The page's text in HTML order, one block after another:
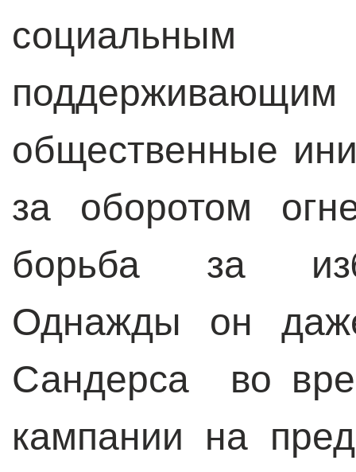
поддерживающим
общественные
за оборотом
борьба за
Однажды он
Сандерса во
кампании на